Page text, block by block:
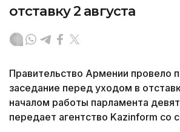
отставку 2 августа
Правительство Армении провело
заседание перед уходом в
началом работы парламента
передает агентство Kazinform со